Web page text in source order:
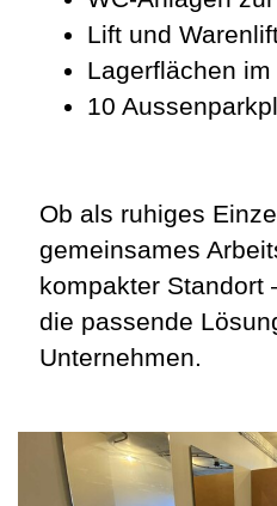
Lift und
Lagerflächen
10
Ob als ruhiges
gemeinsames
kompakter Standort
die passende
Unternehmen.